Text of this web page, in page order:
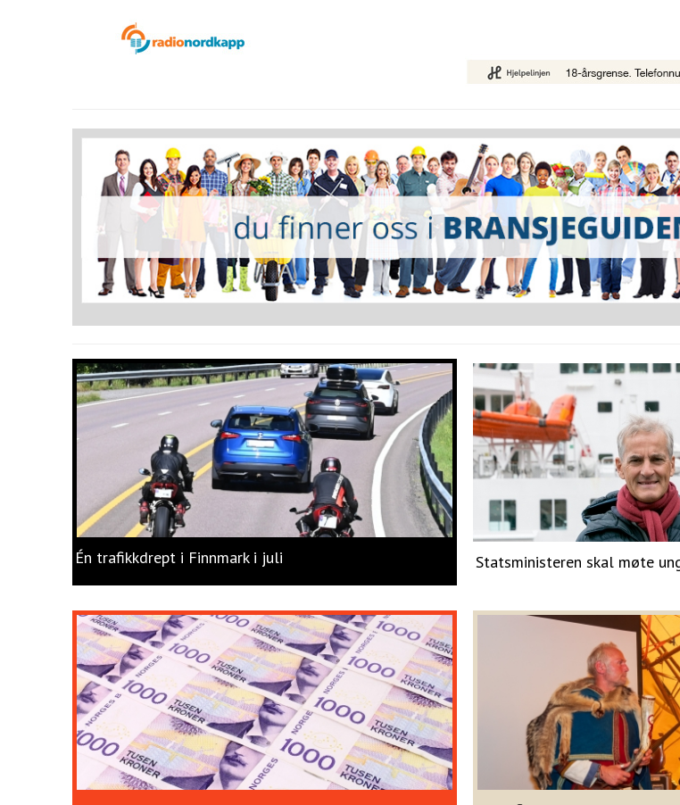
Én trafikkdrept i Finnmark i juli Statsministeren skal møte